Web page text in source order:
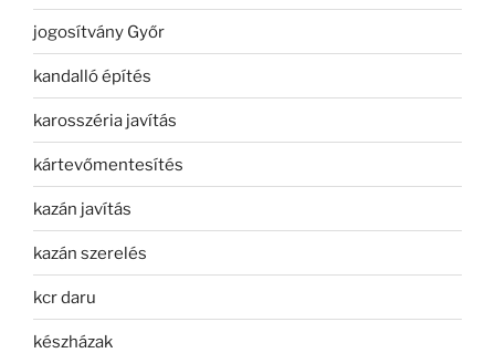
jogosítvány Győr
kandalló építés
karosszéria javítás
kártevőmentesítés
kazán javítás
kazán szerelés
kcr daru
készházak